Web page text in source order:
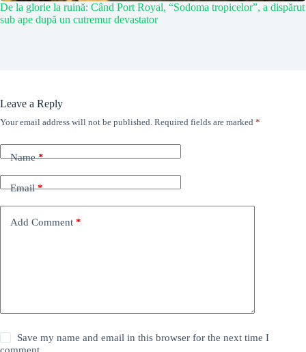
De la glorie la ruină: Când Port Royal, “Sodoma tropicelor”, a dispărut
sub ape după un cutremur devastator
Leave a Reply
Your email address will not be published. Required fields are marked *
Name*
Email*
Add Comment *
Save my name and email in this browser for the next time I
comment.